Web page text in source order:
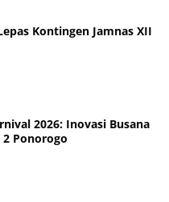
Kontingen Jamnas XII
2026: Inovasi Busana
2 Ponorogo